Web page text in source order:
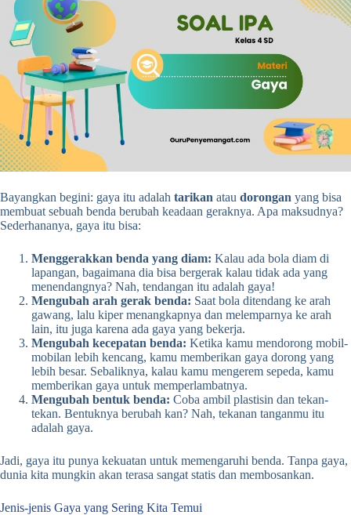
Bayangkan begini: gaya itu adalah tarikan atau dorongan yang bisa
membuat sebuah benda berubah keadaan geraknya. Apa maksudnya?
Sederhananya, gaya itu bisa:
Menggerakkan benda yang diam: Kalau ada bola diam di
lapangan, bagaimana dia bisa bergerak kalau tidak ada yang
menendangnya? Nah, tendangan itu adalah gaya!
Mengubah arah gerak benda: Saat bola ditendang ke arah
gawang, lalu kiper menangkapnya dan melemparnya ke arah
lain, itu juga karena ada gaya yang bekerja.
Mengubah kecepatan benda: Ketika kamu mendorong mobil-
mobilan lebih kencang, kamu memberikan gaya dorong yang
lebih besar. Sebaliknya, kalau kamu mengerem sepeda, kamu
memberikan gaya untuk memperlambatnya.
Mengubah bentuk benda: Coba ambil plastisin dan tekan-
tekan. Bentuknya berubah kan? Nah, tekanan tanganmu itu
adalah gaya.
Jadi, gaya itu punya kekuatan untuk memengaruhi benda. Tanpa gaya,
dunia kita mungkin akan terasa sangat statis dan membosankan.
Jenis-jenis Gaya yang Sering Kita Temui